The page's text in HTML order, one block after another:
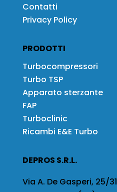
Contatti
Privacy Policy
PRODOTTI
Turbocompressori
Turbo TSP
Apparato sterzante
FAP
Turboclinic
Ricambi E&E Turbo
DEPROS S.R.L.
Via A. De Gasperi, 25/31